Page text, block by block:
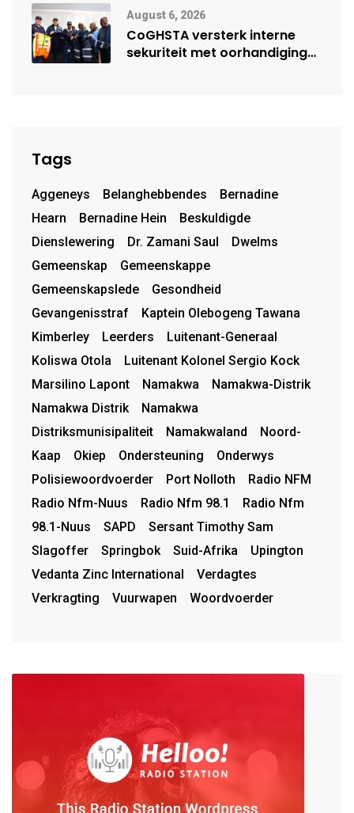
August 6, 2026
CoGHSTA versterk interne
sekuriteit met oorhandiging
Tags
Aggeneys Belanghebbendes
Bernadine
Hearn
Bernadine Hein
Beskuldigde
Dienslewering
Dr. Zamani Saul
Dwelms
Gemeenskap
Gemeenskappe
Gemeenskapslede
Gesondheid
Gevangenisstraf
Kaptein Olebogeng Tawana
Kimberley
Leerders
Luitenant-Generaal
Koliswa Otola
Luitenant Kolonel Sergio Kock
Marsilino Lapont
Namakwa
Namakwa-Distrik
Namakwa Distrik
Namakwa
Distriksmunisipaliteit
Namakwaland
Noord-
Kaap
Okiep Ondersteuning
Onderwys
Polisiewoordvoerder
Port Nolloth
Radio NFM
Radio Nfm-Nuus
Radio Nfm 98.1
Radio Nfm
98.1-Nuus
SAPD
Sersant Timothy Sam
Slagoffer
Springbok Suid-Afrika
Upington
Vedanta Zinc International
Verdagtes
Verkragting
Vuurwapen Woordvoerder